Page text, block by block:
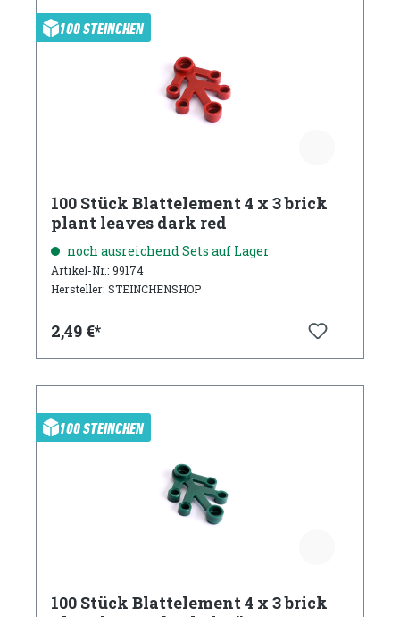
100 STEINCHEN
100 Stück Blattelement 4 x 3 brick
plant leaves dark red
noch ausreichend Sets auf Lager
Artikel-Nr.: 99174
Hersteller: STEINCHENSHOP
2,49 €*
100 STEINCHEN
100 Stück Blattelement 4 x 3 brick